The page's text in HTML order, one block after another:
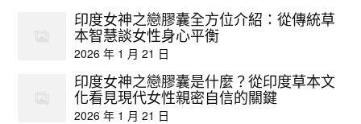
印度女神之戀膠囊全方位介紹：從傳統草
本智慧談女性身心平衡
2026 年 1 月 21 日
印度女神之戀膠囊是什麼？從印度草本文
化看見現代女性親密自信的關鍵
2026 年 1 月 21 日